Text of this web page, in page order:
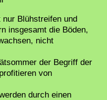
Blühstreifen und
insgesamt die Böden,
nicht
der Begriff der
von
durch einen